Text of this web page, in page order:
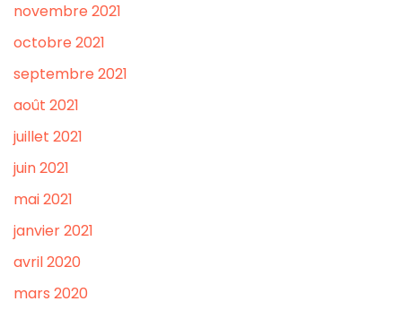
novembre 2021
octobre 2021
septembre 2021
août 2021
juillet 2021
juin 2021
mai 2021
janvier 2021
avril 2020
mars 2020